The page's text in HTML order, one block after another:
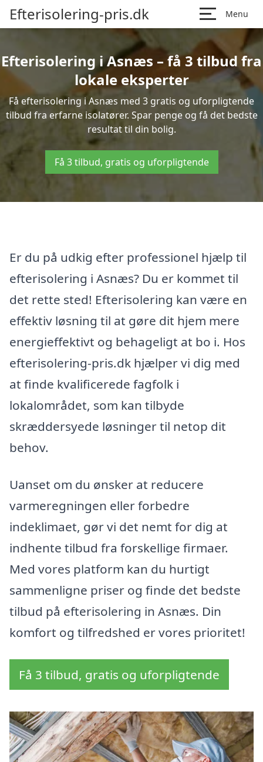
Efterisolering-pris.dk Menu
Efterisolering i Asnæs – få 3 tilbud fra
lokale eksperter
Få efterisolering i Asnæs med 3 gratis og uforpligtende
tilbud fra erfarne isolatører. Spar penge og få det bedste
resultat til din bolig.
Få 3 tilbud, gratis og uforpligtende
Er du på udkig efter professionel hjælp til
efterisolering i Asnæs? Du er kommet til
det rette sted! Efterisolering kan være en
effektiv løsning til at gøre dit hjem mere
energieffektivt og behageligt at bo i. Hos
efterisolering-pris.dk hjælper vi dig med
at finde kvalificerede fagfolk i
lokalområdet, som kan tilbyde
skræddersyede løsninger til netop dit
behov.
Uanset om du ønsker at reducere
varmeregningen eller forbedre
indeklimaet, gør vi det nemt for dig at
indhente tilbud fra forskellige firmaer.
Med vores platform kan du hurtigt
sammenligne priser og finde det bedste
tilbud på efterisolering in Asnæs. Din
komfort og tilfredshed er vores prioritet!
Få 3 tilbud, gratis og uforpligtende